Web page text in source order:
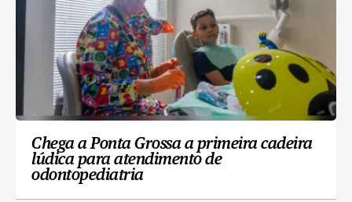
Chega a Ponta Grossa a primeira cadeira
lúdica para atendimento de
odontopediatria